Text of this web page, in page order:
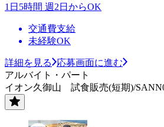
1日5時間 週2日からOK
交通費支給
未経験OK
詳細を見る
応募画面に進む
アルバイト・パート
イオン久御山 試食販売(短期)/